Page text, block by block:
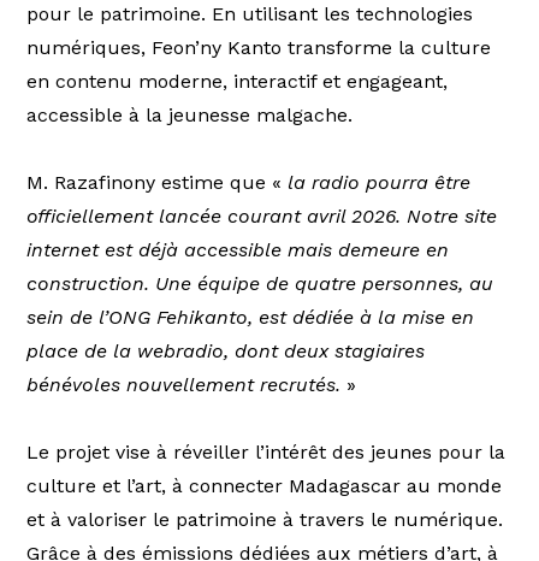
pour le patrimoine. En utilisant les technologies
numériques, Feon’ny Kanto transforme la culture
en contenu moderne, interactif et engageant,
accessible à la jeunesse malgache.
M. Razafinony estime que « la radio pourra être
officiellement lancée courant avril 2026. Notre site
internet est déjà accessible mais demeure en
construction. Une équipe de quatre personnes, au
sein de l’ONG Fehikanto, est dédiée à la mise en
place de la webradio, dont deux stagiaires
bénévoles nouvellement recrutés. »
Le projet vise à réveiller l’intérêt des jeunes pour la
culture et l’art, à connecter Madagascar au monde
et à valoriser le patrimoine à travers le numérique.
Grâce à des émissions dédiées aux métiers d’art, à